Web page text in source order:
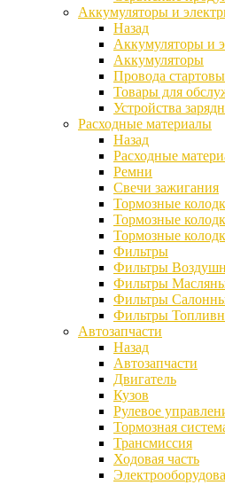
Аккумуляторы и
Назад
Аккумуляторы и
Аккумуляторы
Провода
Товары для
Устройства
Расходные материалы
Назад
Расходные
Ремни
Свечи зажигания
Тормозные
Тормозные
Тормозные
Фильтры
Фильтры
Фильтры
Фильтры
Фильтры
Автозапчасти
Назад
Автозапчасти
Двигатель
Кузов
Рулевое
Тормозная
Трансмиссия
Ходовая часть